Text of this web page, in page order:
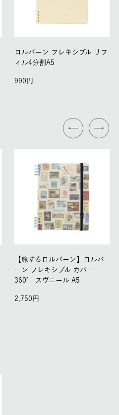
ロルバーン フレキシブル リフ
ィル4分割A5
990
【旅するロルバーン】ロルバ
ーン フレキシブル カバー
360° スヴニール A5
2,750